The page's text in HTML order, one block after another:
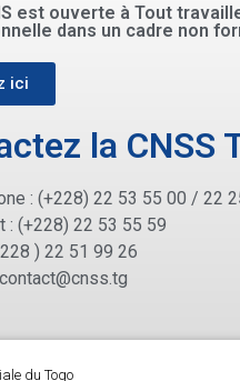
est ouverte à Tout
dans un cadre non
ici
la CNSS
: (+228) 22 53 55 00 / 22
: (+228) 22 53 55 59
) 22 51 99 26
contact@cnss.tg
du Togo